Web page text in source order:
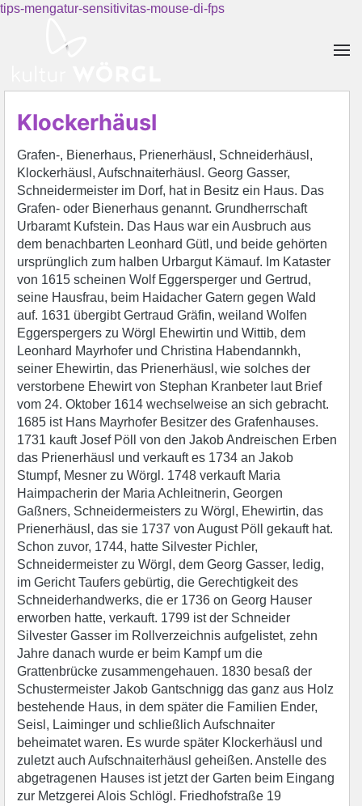
tips-mengatur-sensitivitas-mouse-di-fps
Klockerhäusl
Grafen-, Bienerhaus, Prienerhäusl, Schneiderhäusl,
Klockerhäusl, Aufschnaiterhäusl. Georg Gasser,
Schneidermeister im Dorf, hat in Besitz ein Haus. Das
Grafen- oder Bienerhaus genannt. Grundherrschaft
Urbaramt Kufstein. Das Haus war ein Ausbruch aus
dem benachbarten Leonhard Gütl, und beide gehörten
ursprünglich zum halben Urbargut Kämauf. Im Kataster
von 1615 scheinen Wolf Eggersperger und Gertrud,
seine Hausfrau, beim Haidacher Gatern gegen Wald
auf. 1631 übergibt Gertraud Gräfin, weiland Wolfen
Eggerspergers zu Wörgl Ehewirtin und Wittib, dem
Leonhard Mayrhofer und Christina Habendannkh,
seiner Ehewirtin, das Prienerhäusl, wie solches der
verstorbene Ehewirt von Stephan Kranbeter laut Brief
vom 24. Oktober 1614 wechselweise an sich gebracht.
1685 ist Hans Mayrhofer Besitzer des Grafenhauses.
1731 kauft Josef Pöll von den Jakob Andreischen Erben
das Prienerhäusl und verkauft es 1734 an Jakob
Stumpf, Mesner zu Wörgl. 1748 verkauft Maria
Haimpacherin der Maria Achleitnerin, Georgen
Gaßners, Schneidermeisters zu Wörgl, Ehewirtin, das
Prienerhäusl, das sie 1737 von August Pöll gekauft hat.
Schon zuvor, 1744, hatte Silvester Pichler,
Schneidermeister zu Wörgl, dem Georg Gasser, ledig,
im Gericht Taufers gebürtig, die Gerechtigkeit des
Schneiderhandwerks, die er 1736 on Georg Hauser
erworben hatte, verkauft. 1799 ist der Schneider
Silvester Gasser im Rollverzeichnis aufgelistet, zehn
Jahre danach wurde er beim Kampf um die
Grattenbrücke zusammengehauen. 1830 besaß der
Schustermeister Jakob Gantschnigg das ganz aus Holz
bestehende Haus, in dem später die Familien Ender,
Seisl, Laiminger und schließlich Aufschnaiter
beheimatet waren. Es wurde später Klockerhäusl und
zuletzt auch Aufschnaiterhäusl geheißen. Anstelle des
abgetragenen Hauses ist jetzt der Garten beim Eingang
zur Metzgerei Alois Schlögl. Friedhofstraße 19